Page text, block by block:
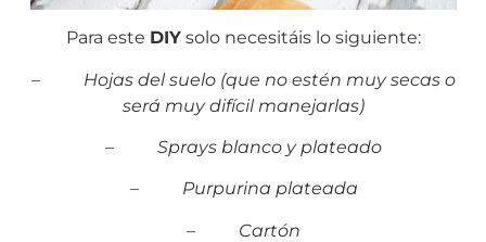
Para este DIY solo necesitáis lo siguiente:
– Hojas del suelo (que no estén muy secas o
será muy difícil manejarlas)
– Sprays blanco y plateado
– Purpurina plateada
– Cartón